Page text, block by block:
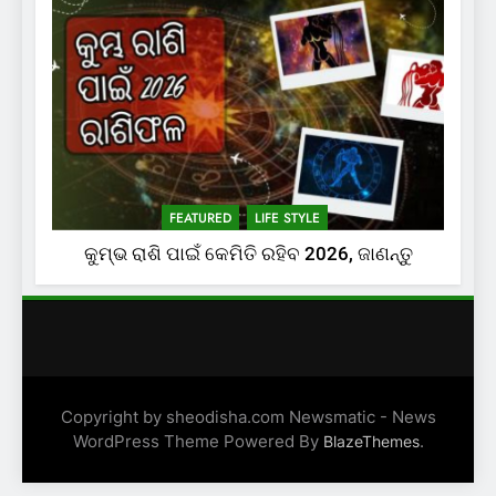
FEATURED LIFE STYLE
କୁମ୍ଭ ରାଶି ପାଇଁ କେମିତି ରହିବ 2026, ଜାଣନ୍ତୁ
Copyright by sheodisha.com Newsmatic - News
WordPress Theme Powered By BlazeThemes.